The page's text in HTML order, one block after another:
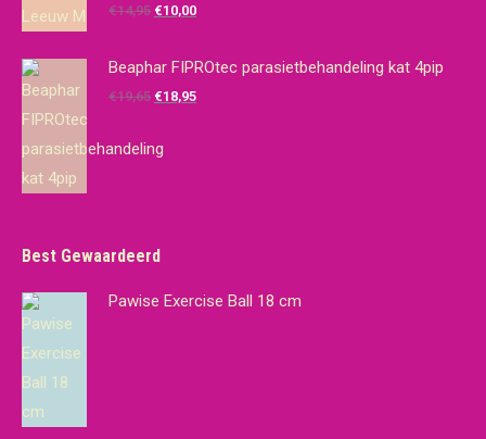
€14,95 Oorspronkelijke
was:
€14,95.
€10,00Huidige
is:
€10,00.
Beaphar FIPROtec parasietbehandeling kat 4pip
€19,65 Oorspronkelijke
was:
€18,95Huidige
Best Gewaardeerd
Pawise Exercise Ball 18 cm